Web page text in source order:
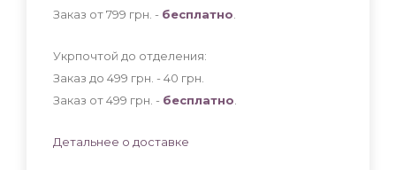
Заказ от 799 грн. - бесплатно
Укрпочтой до отделения:
Заказ до 499 грн. - 40 грн
Заказ от 499 грн. - бесплатно
Детальнее о доставке